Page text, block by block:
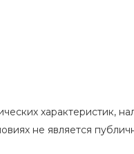
характеристик,
не является